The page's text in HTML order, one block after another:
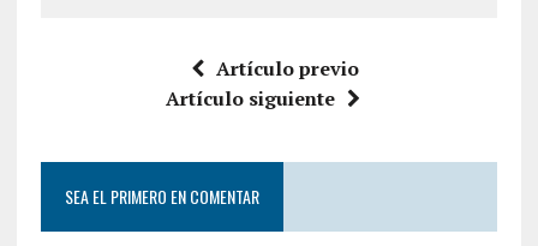
Artículo previo
Artículo siguiente
SEA EL PRIMERO EN COMENTAR